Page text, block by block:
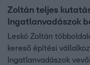
Zoltán teljes
Ingatlanvadászok
Leskó Zoltán
kereső építési
Ingatlanvadászok